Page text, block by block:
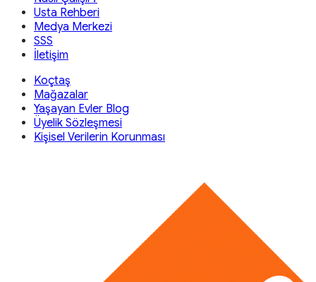
Usta Rehberi
Medya Merkezi
SSS
İletişim
Koçtaş
Mağazalar
Yaşayan Evler Blog
Üyelik Sözleşmesi
Kişisel Verilerin Korunması